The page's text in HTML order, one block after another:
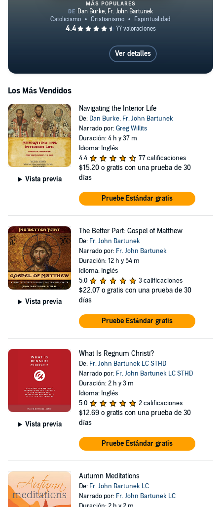
Navigating the Interior Life
MÁS POPULARES
Ver detalles
Los Más Vendidos
Vista previa
Navigating the Interior Life
De: Dan Burke, Fr. John Bartunek
Narrado por:Greg Willits
Duración: 4 h y 37 m
Idioma: Inglés
4.4
77 calificaciones
$15.20 o gratis con una prueba de 30
días
Pruebe Estándar gratis
Vista previa
The Better Part: Gospel of Matthew
De: Fr. John Bartunek
Narrado por: Fr. John Bartunek
Duración: 12 h y 54 m
Idioma: Inglés
5.0
3 calificaciones
$22.07 o gratis con una prueba de 30
días
Pruebe Estándar gratis
Vista previa
What Is Regnum Christi?
De: Fr. John Bartunek LC STHD
Narrado por: Fr. John Bartunek LC STHD
Duración: 2 h y 3 m
Idioma: Inglés
5.0
2 calificaciones
$12.69 o gratis con una prueba de 30
días
Pruebe Estándar gratis
Autumn Meditations
De: Fr. John Bartunek LC
Narrado por: Fr. John Bartunek LC